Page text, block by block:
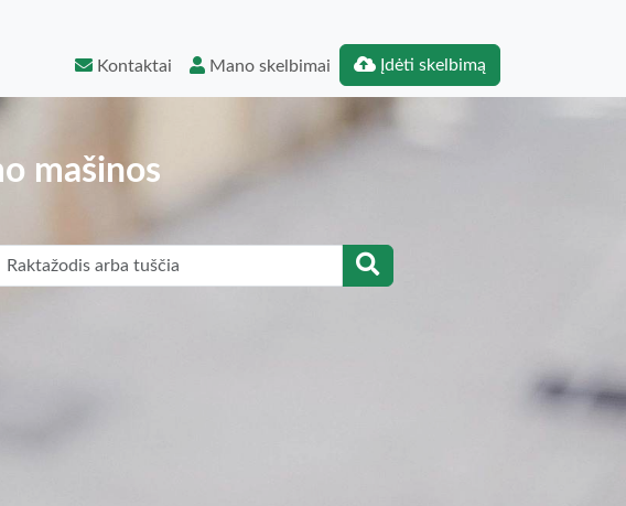
Kontaktai Mano skelbimai Įdėti skelbimą
mašinos